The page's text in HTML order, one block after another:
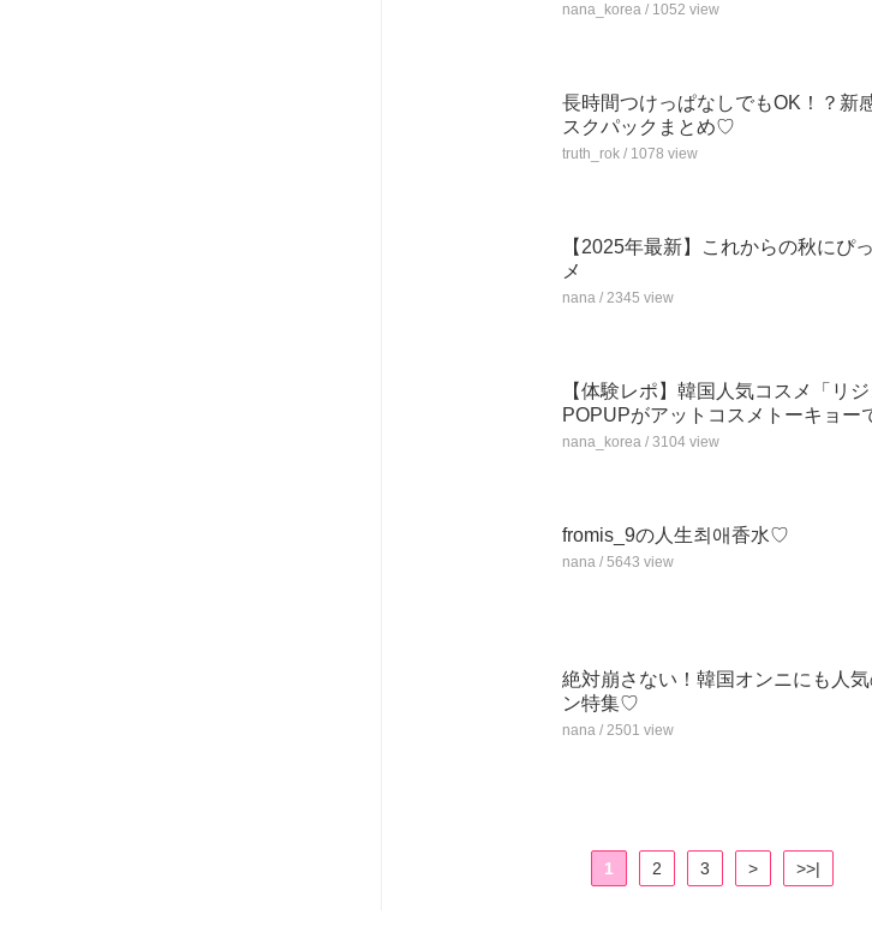
nana_korea / 1052 view
長時間つけっぱなしでもOK！？新
スクパックまとめ♡
truth_rok / 1078 view
【2025年最新】これからの秋にぴ
メ
nana / 2345 view
【体験レポ】韓国人気コスメ「リ
POPUPがアットコスメトーキョー
nana_korea / 3104 view
fromis_9の人生최애香水♡
nana / 5643 view
絶対崩さない！韓国オンニにも人
ン特集♡
nana / 2501 view
1 2 3 > >>|